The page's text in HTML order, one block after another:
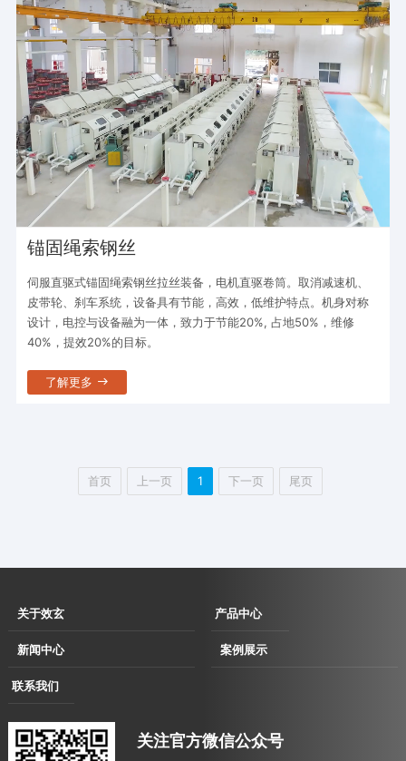
锚固绳索钢丝
伺服直驱式锚固绳索钢丝拉丝装备，电机直驱卷筒。取消减速机、
皮带轮、刹车系统，设备具有节能，高效，低维护特点。机身对称
设计，电控与设备融为一体，致力于节能20%, 占地50%，维修
40%，提效20%的目标。
了解更多
首页 上一页 1 下一页 尾页
关于效玄
企业简介
发展历程
资质荣誉
产品中心
伺服直驱拉丝
消费品
新闻中心
企业动态
案例展示
合作案例
联系我们
电子地图
关注官方微信公众号